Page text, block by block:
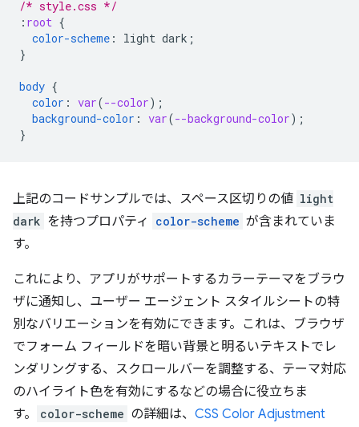
/* style.css */
: root {
color-scheme : light dark ;
}
body {
color : var(--color);
background-color : var(--background-color);
}
上記のコードサンプルでは、スペース区切りの値 light
dark を持つプロパティ color-scheme が含まれていま
す。
これにより、アプリがサポートするカラーテーマをブラウ
ザに通知し、ユーザー エージェント スタイルシートの特
別なバリエーションを有効にできます。これは、ブラウザ
でフォーム フィールドを暗い背景と明るいテキストでレ
ンダリングする、スクロールバーを調整する、テーマ対応
のハイライト色を有効にするなどの場合に役立ちま
す。
color-scheme の詳細は、 CSS Color Adjustment